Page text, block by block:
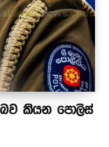
බව කියන පොලිස්